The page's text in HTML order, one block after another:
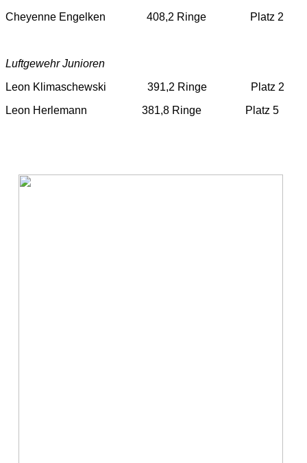
Cheyenne Engelken 408,2 Ringe Platz 2
Luftgewehr Junioren
Leon Klimaschewski 391,2 Ringe Platz 2
Leon Herlemann 381,8 Ringe Platz 5